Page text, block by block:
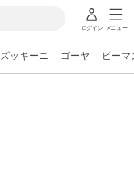
ログイン メニュー
ズッキーニ ゴーヤ ピーマ